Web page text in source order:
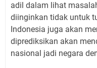
adil dalam lihat
diinginkan tidak untuk
Indonesia juga akan
diprediksikan akan
nasional jadi negara